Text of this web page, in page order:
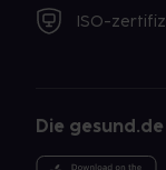
ISO-
Die